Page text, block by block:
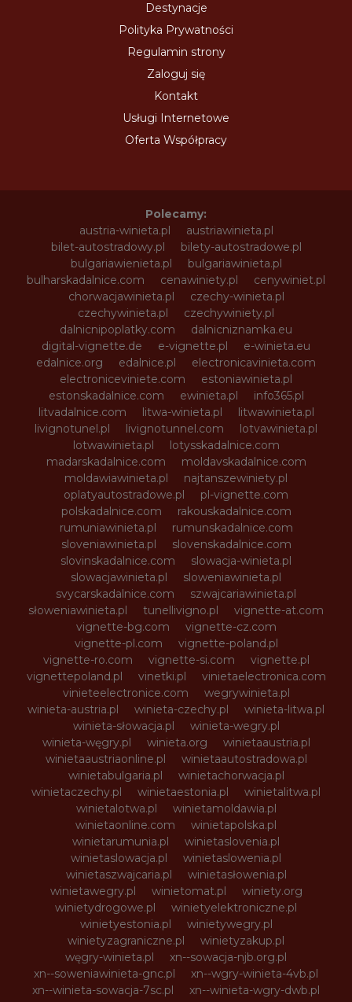
Destynacje
Polityka Prywatności
Regulamin strony
Zaloguj się
Kontakt
Usługi Internetowe
Oferta Współpracy
Polecamy:
austria-winieta.pl
austriawinieta.pl
bilet-autostradowy.pl
bilety-autostradowe.pl
bulgariawienieta.pl
bulgariawinieta.pl
bulharskadalnice.com
cenawiniety.pl
cenywiniet.pl
chorwacjawinieta.pl
czechy-winieta.pl
czechywinieta.pl
czechywiniety.pl
dalnicnipoplatky.com
dalnicniznamka.eu
digital-vignette.de
e-vignette.pl
e-winieta.eu
edalnice.org
edalnice.pl
electronicavinieta.com
electroniceviniete.com
estoniawinieta.pl
estonskadalnice.com
ewinieta.pl
info365.pl
litvadalnice.com
litwa-winieta.pl
litwawinieta.pl
livignotunel.pl
livignotunnel.com
lotvawinieta.pl
lotwawinieta.pl
lotysskadalnice.com
madarskadalnice.com
moldavskadalnice.com
moldawiawinieta.pl
najtanszewiniety.pl
oplatyautostradowe.pl
pl-vignette.com
polskadalnice.com
rakouskadalnice.com
rumuniawinieta.pl
rumunskadalnice.com
sloveniawinieta.pl
slovenskadalnice.com
slovinskadalnice.com
slowacja-winieta.pl
slowacjawinieta.pl
sloweniawinieta.pl
svycarskadalnice.com
szwajcariawinieta.pl
słoweniawinieta.pl
tunellivigno.pl
vignette-at.com
vignette-bg.com
vignette-cz.com
vignette-pl.com
vignette-poland.pl
vignette-ro.com
vignette-si.com
vignette.pl
vignettepoland.pl
vinetki.pl
vinietaelectronica.com
vinieteelectronice.com
wegrywinieta.pl
winieta-austria.pl
winieta-czechy.pl
winieta-litwa.pl
winieta-słowacja.pl
winieta-wegry.pl
winieta-węgry.pl
winieta.org
winietaaustria.pl
winietaaustriaonline.pl
winietaautostradowa.pl
winietabulgaria.pl
winietachorwacja.pl
winietaczechy.pl
winietaestonia.pl
winietalitwa.pl
winietalotwa.pl
winietamoldawia.pl
winietaonline.com
winietapolska.pl
winietarumunia.pl
winietaslovenia.pl
winietaslowacja.pl
winietaslowenia.pl
winietaszwajcaria.pl
winietasłowenia.pl
winietawegry.pl
winietomat.pl
winiety.org
winietydrogowe.pl
winietyelektroniczne.pl
winietyestonia.pl
winietywegry.pl
winietyzagraniczne.pl
winietyzakup.pl
węgry-winieta.pl
xn--sowacja-njb.org.pl
xn--soweniawinieta-gnc.pl
xn--wgry-winieta-4vb.pl
xn--winieta-sowacja-7sc.pl
xn--winieta-wgry-dwb.pl